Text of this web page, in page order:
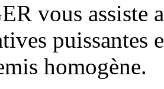
vous assiste
homogène.